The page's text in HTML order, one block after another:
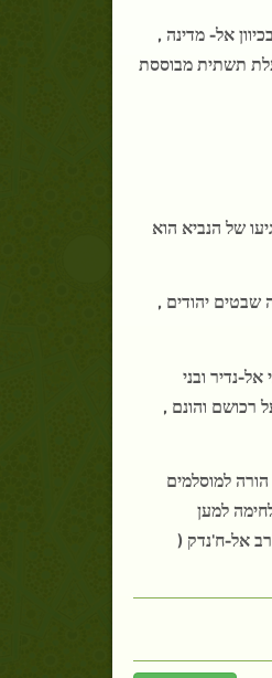
אל- מדינה ,
תשתית מבוססת
של הנביא הוא
שבטים יהודים ,
נדיר ובני
רכושם והונם ,
למוסלמים
למען
אל-ח'נדק (